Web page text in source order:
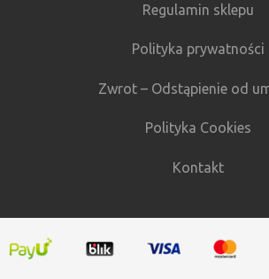
Regulamin sklepu
Polityka prywatności
Zwrot – Odstąpienie od
Polityka Cookies
Kontakt